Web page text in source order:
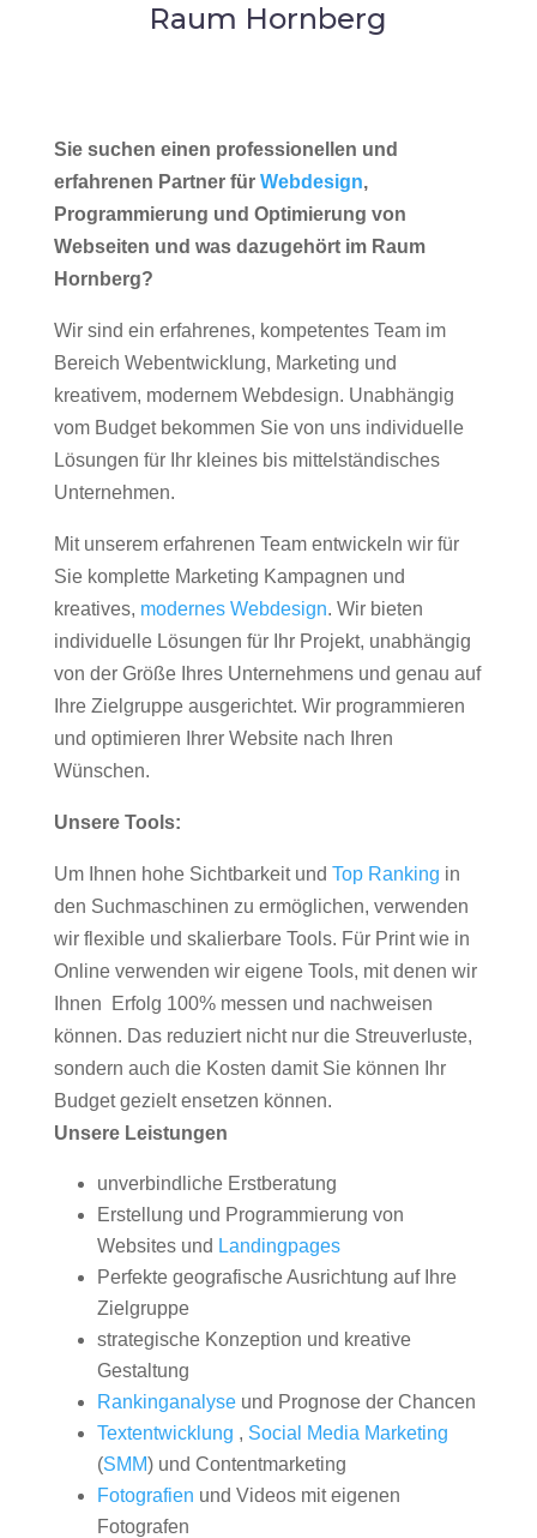
Raum Hornberg
Sie suchen einen professionellen und
erfahrenen Partner für Webdesign,
Programmierung und Optimierung von
Webseiten und was dazugehört im Raum
Hornberg?
Wir sind ein erfahrenes, kompetentes Team im
Bereich Webentwicklung, Marketing und
kreativem, modernem Webdesign. Unabhängig
vom Budget bekommen Sie von uns individuelle
Lösungen für Ihr kleines bis mittelständisches
Unternehmen.
Mit unserem erfahrenen Team entwickeln wir für
Sie komplette Marketing Kampagnen und
kreatives, modernes Webdesign. Wir bieten
individuelle Lösungen für Ihr Projekt, unabhängig
von der Größe Ihres Unternehmens und genau auf
Ihre Zielgruppe ausgerichtet. Wir programmieren
und optimieren Ihrer Website nach Ihren
Wünschen.
Unsere Tools:
Um Ihnen hohe Sichtbarkeit und Top Ranking in
den Suchmaschinen zu ermöglichen, verwenden
wir flexible und skalierbare Tools. Für Print wie in
Online verwenden wir eigene Tools, mit denen wir
Ihnen Erfolg 100% messen und nachweisen
können. Das reduziert nicht nur die Streuverluste,
sondern auch die Kosten damit Sie können Ihr
Budget gezielt ensetzen können.
Unsere Leistungen
unverbindliche Erstberatung
Erstellung und Programmierung von
Websites und Landingpages
Perfekte geografische Ausrichtung auf Ihre
Zielgruppe
strategische Konzeption und kreative
Gestaltung
Rankinganalyseund Prognose der Chancen
Textentwicklung , Social Media Marketing
(SMM) und Contentmarketing
Fotografien und Videos mit eigenen
Fotografen